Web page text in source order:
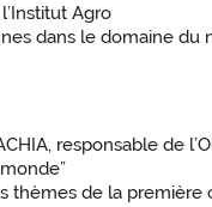
Agro
dans le domaine du
responsable de
de la